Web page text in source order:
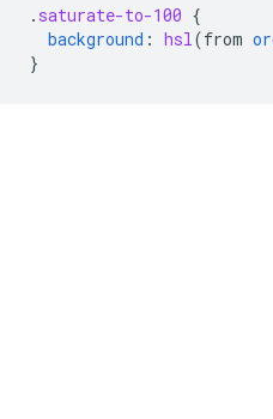
. saturate-to-100 {
background : hsl (from
}